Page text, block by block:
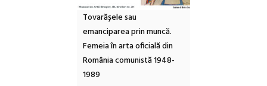
Tovarășele sau
emanciparea prin muncă.
Femeia în arta oficială din
România comunistă 1948-
1989